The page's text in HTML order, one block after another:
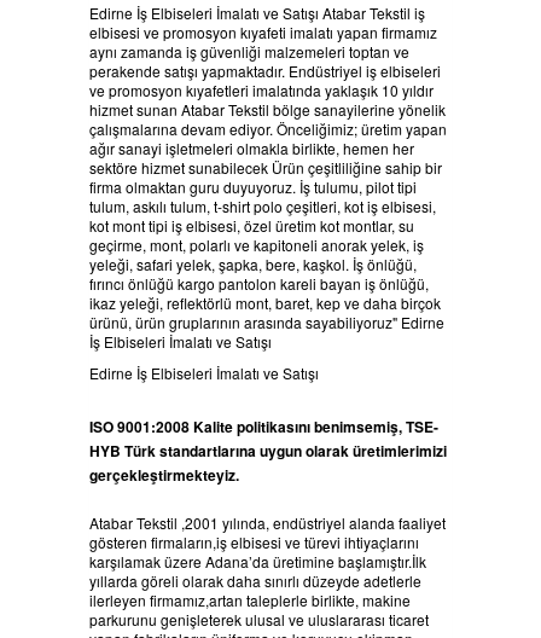
Edirne İş Elbiseleri İmalatı ve Satışı Atabar Tekstil iş
elbisesi ve promosyon kıyafeti imalatı yapan firmamız
aynı zamanda iş güvenliği malzemeleri toptan ve
perakende satışı yapmaktadır. Endüstriyel iş elbiseleri
ve promosyon kıyafetleri imalatında yaklaşık 10 yıldır
hizmet sunan Atabar Tekstil bölge sanayilerine yönelik
çalışmalarına devam ediyor. Önceliğimiz; üretim yapan
ağır sanayi işletmeleri olmakla birlikte, hemen her
sektöre hizmet sunabilecek Ürün çeşitliliğine sahip bir
firma olmaktan guru duyuyoruz. İş tulumu, pilot tipi
tulum, askılı tulum, t-shirt polo çeşitleri, kot iş elbisesi,
kot mont tipi iş elbisesi, özel üretim kot montlar, su
geçirme, mont, polarlı ve kapitoneli anorak yelek, iş
yeleği, safari yelek, şapka, bere, kaşkol. İş önlüğü,
fırıncı önlüğü kargo pantolon kareli bayan iş önlüğü,
ikaz yeleği, reflektörlü mont, baret, kep ve daha birçok
ürünü, ürün gruplarının arasında sayabiliyoruz" Edirne
İş Elbiseleri İmalatı ve Satışı
Edirne İş Elbiseleri İmalatı ve Satışı
ISO 9001:2008 Kalite politikasını benimsemiş, TSE-
HYB Türk standartlarına uygun olarak üretimlerimizi
gerçekleştirmekteyiz.
Atabar Tekstil ,2001 yılında, endüstriyel alanda faaliyet
gösteren firmaların,iş elbisesi ve türevi ihtiyaçlarını
karşılamak üzere Adana’da üretimine başlamıştır.İlk
yıllarda göreli olarak daha sınırlı düzeyde adetlerle
ilerleyen firmamız,artan taleplerle birlikte, makine
parkurunu genişleterek ulusal ve uluslararası ticaret